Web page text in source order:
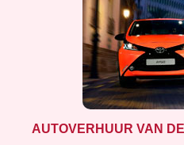
AUTOVERHUUR VAN